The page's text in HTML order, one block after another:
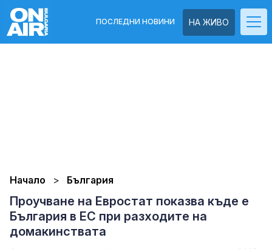
НА ЖИВО
ПОСЛЕДНИ НОВИНИ
Начало България
Проучване на Евростат показва къде е
България в ЕС при разходите на
домакинствата